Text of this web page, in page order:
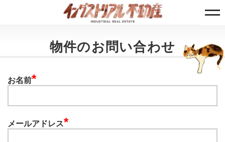
物件のお問い合わせ
お名前*
メールアドレス*